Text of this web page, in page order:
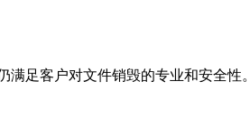
足客户对文件销毁的专业和安全性。